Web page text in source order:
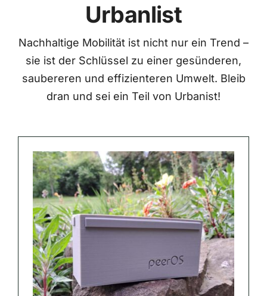
Urbanlist
Nachhaltige Mobilität ist nicht nur ein Trend –
sie ist der Schlüssel zu einer gesünderen,
saubereren und effizienteren Umwelt. Bleib
dran und sei ein Teil von Urbanist!